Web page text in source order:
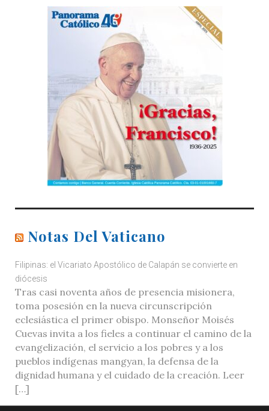
Notas Del Vaticano
Filipinas: el Vicariato Apostólico de Calapán se convierte en
diócesis
Tras casi noventa años de presencia misionera,
toma posesión en la nueva circunscripción
eclesiástica el primer obispo. Monseñor Moisés
Cuevas invita a los fieles a continuar el camino de la
evangelización, el servicio a los pobres y a los
pueblos indígenas mangyan, la defensa de la
dignidad humana y el cuidado de la creación. Leer
[…]